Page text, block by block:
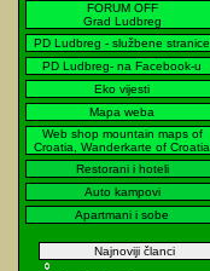
FORUM OFF
Grad Ludbreg
PD Ludbreg - službene stranice
PD Ludbreg- na Facebook-u
Eko vijesti
Mapa weba
Web shop mountain maps of
Croatia, Wanderkarte of Croatia
Restorani i hoteli
Auto kampovi
Apartmani i sobe
Najnoviji članci